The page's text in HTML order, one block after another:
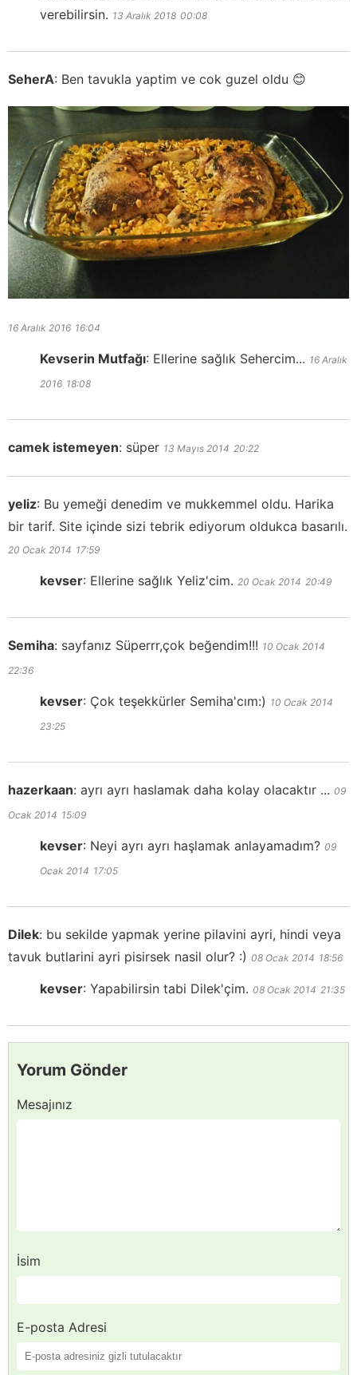
verebilirsin. 13 Aralık 2018 00:08
SeherA: Ben tavukla yaptim ve cok guzel oldu 😊
16 Aralık 2016 16:04
Kevserin Mutfağı: Ellerine sağlık Sehercim... 16 Aralık
2016 18:08
camek istemeyen: süper 13 Mayıs 2014 20:22
yeliz: Bu yemeği denedim ve mukkemmel oldu. Harika
bir tarif. Site içinde sizi tebrik ediyorum oldukca basarılı.
20 Ocak 2014 17:59
kevser: Ellerine sağlık Yeliz'cim. 20 Ocak 2014 20:49
Semiha: sayfanız Süperrr,çok beğendim!!! 10 Ocak 2014
22:36
kevser: Çok teşekkürler Semiha'cım:) 10 Ocak 2014
23:25
hazerkaan: ayrı ayrı haslamak daha kolay olacaktır ... 09
Ocak 2014 15:09
kevser: Neyi ayrı ayrı haşlamak anlayamadım? 09
Ocak 2014 17:05
Dilek: bu sekilde yapmak yerine pilavini ayri, hindi veya
tavuk butlarini ayri pisirsek nasil olur? :) 08 Ocak 2014 18:56
kevser: Yapabilirsin tabi Dilek'çim. 08 Ocak 2014 21:35
Yorum Gönder
Mesajınız
İsim
E-posta Adresi